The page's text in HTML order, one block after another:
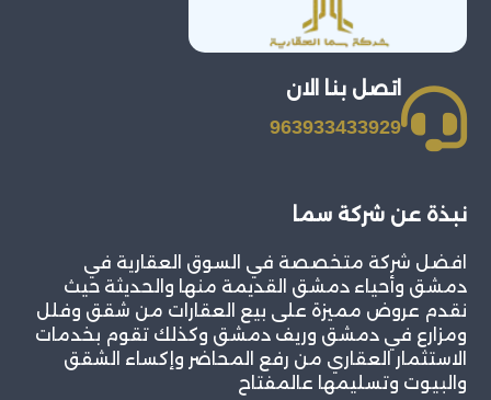
اتصل بنا الان
963933433929
نبذة عن شركة سما
افضل شركة متخصصة في السوق العقارية في
دمشق وأحياء دمشق القديمة منها والحديثة حيث
نقدم عروض مميزة على بيع العقارات من شقق وفلل
ومزارع في دمشق وريف دمشق وكذلك تقوم بخدمات
الاستثمار العقاري من رفع المحاضر وإكساء الشقق
والبيوت وتسليمها عالمفتاح